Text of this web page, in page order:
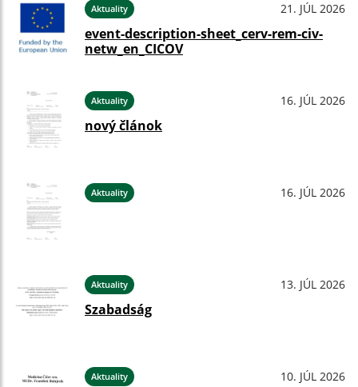
Aktuality 21. JÚL 2026
event-description-sheet_cerv-rem-civ-
netw_en_CICOV
Aktuality 16. JÚL 2026
nový článok
Aktuality 16. JÚL 2026
Aktuality 13. JÚL 2026
Szabadság
Aktuality 10. JÚL 2026